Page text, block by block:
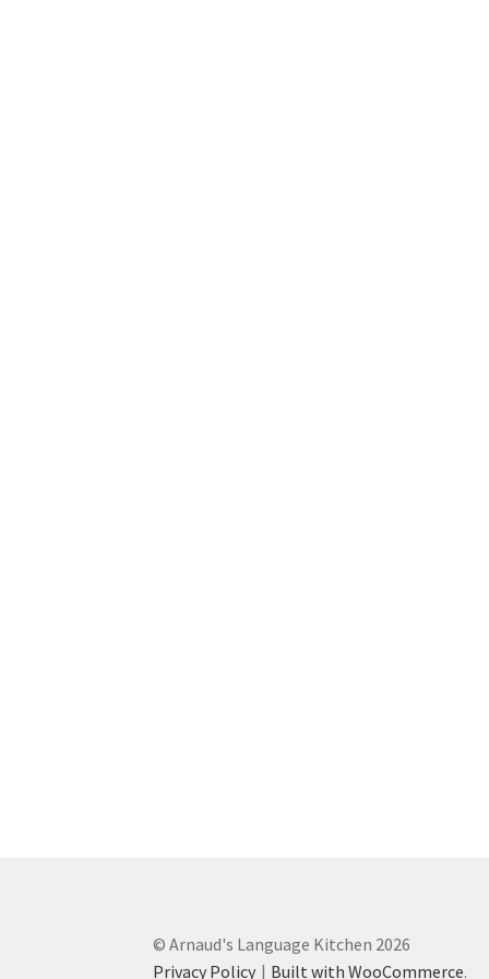
© Arnaud's Language Kitchen 2026
Privacy Policy
Built with WooCommerce.